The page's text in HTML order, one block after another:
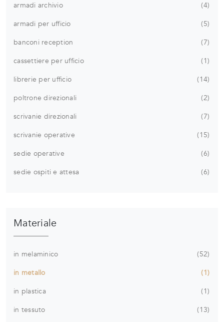
armadi archivio
4
armadi per ufficio
5
banconi reception
7
cassettiere per ufficio
1
librerie per ufficio
14
poltrone direzionali
2
scrivanie direzionali
7
scrivanie operative
15
sedie operative
6
sedie ospiti e attesa
6
Materiale
in melaminico
52
in metallo
1
in plastica
1
in tessuto
13